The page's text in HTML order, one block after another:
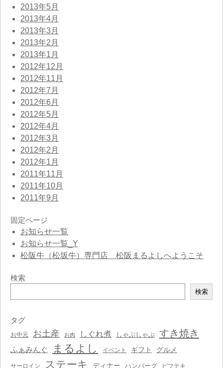
2013年5月
2013年4月
2013年3月
2013年2月
2013年1月
2012年12月
2012年11月
2012年7月
2012年6月
2012年5月
2012年4月
2012年3月
2012年2月
2012年1月
2011年11月
2011年10月
2011年9月
固定ページ
お知らせ一覧
お知らせ一覧_Y
松阪牛（松坂牛）専門店 松阪まるよしへようこそ
検索
索
検索
タグ
お中元 お土産 お肉 しぐれ煮 しゃぶしゃぶ すき焼き
ふぁみんぐ まるよし イベント ギフト グルメ
サーロイン ステーキ ディナー ハンバーグ ビフテキ